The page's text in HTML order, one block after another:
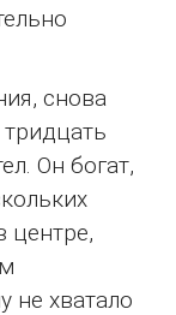
снова
тридцать
Он богат,
центре,
не хватало